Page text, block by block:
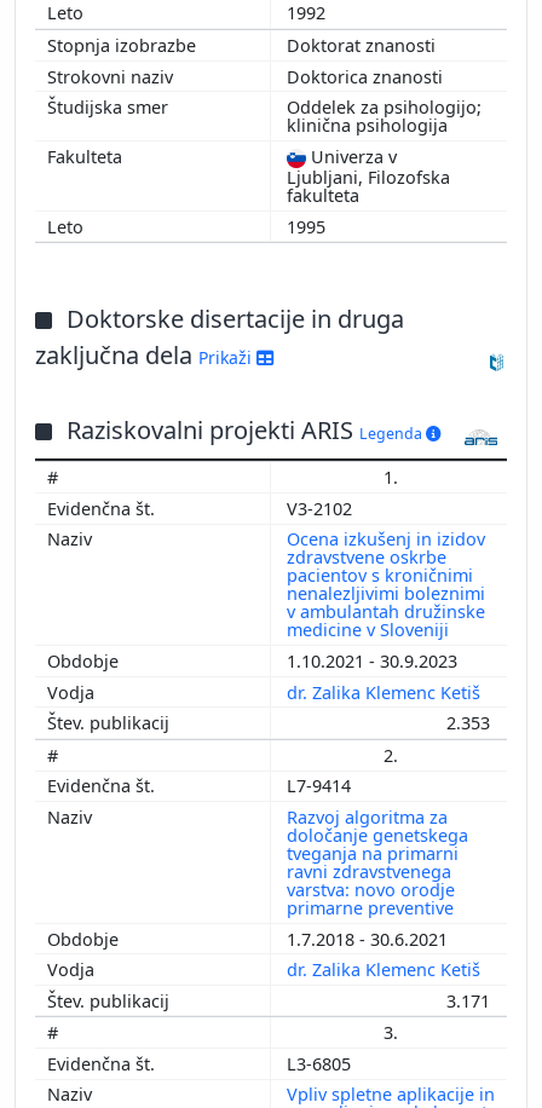
1992
Doktorat znanosti
Doktorica znanosti
Oddelek za psihologijo;
klinična psihologija
Univerza v
Ljubljani, Filozofska
fakulteta
1995
Doktorske disertacije in druga
zaključna dela Prikaži
Raziskovalni projekti ARIS Legenda
1.
V3-2102
Ocena izkušenj in izidov
zdravstvene oskrbe
pacientov s kroničnimi
nenalezljivimi boleznimi
v ambulantah družinske
medicine v Sloveniji
1.10.2021 - 30.9.2023
dr. Zalika Klemenc Ketiš
2.353
2.
L7-9414
Razvoj algoritma za
določanje genetskega
tveganja na primarni
ravni zdravstvenega
varstva: novo orodje
primarne preventive
1.7.2018 - 30.6.2021
dr. Zalika Klemenc Ketiš
3.171
3.
L3-6805
Vpliv spletne aplikacije in